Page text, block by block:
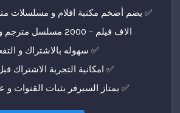
الاف فيلم – 2000 مسلسل مترجم وتحدث يوميا
✅ سهوله بالاشتراك و
✅ امكانية التجربة الاشتراك
✅ يمتاز السيرفر بثبات القنوات و